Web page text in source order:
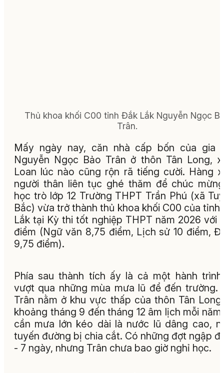
Thủ khoa khối C00 tỉnh Đắk Lắk Nguyễn Ngọc
Trân.
Mấy ngày nay, căn nhà cấp bốn của gia
Nguyễn Ngọc Bảo Trân ở thôn Tân Long,
Loan lúc nào cũng rộn rã tiếng cười. Hàng
người thân liên tục ghé thăm để chúc
học trò lớp 12 Trường THPT Trần Phú (xã
Bắc) vừa trở thành thủ khoa khối C00 của tỉnh
Lắk tại Kỳ thi tốt nghiệp THPT năm 2026 với
điểm (Ngữ văn 8,75 điểm, Lịch sử 10 điểm,
9,75 điểm).
Phía sau thành tích ấy là cả một hành
vượt qua những mùa mưa lũ để đến trường.
Trân nằm ở khu vực thấp của thôn Tân
khoảng tháng 9 đến tháng 12 âm lịch mỗi
cần mưa lớn kéo dài là nước lũ dâng cao,
tuyến đường bị chia cắt. Có những đợt ngập
- 7 ngày, nhưng Trân chưa bao giờ nghỉ học.